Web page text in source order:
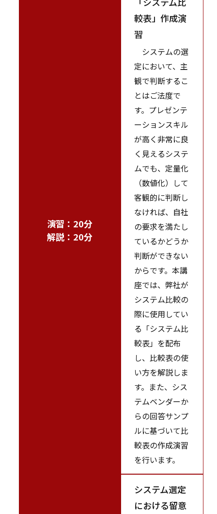
演習：20分
解説：20分
較表」作成演
習
システムの選
定において、主
観で判断するこ
とはご法度で
す。プレゼンテ
ーションスキル
が高く非常に良
く見えるシステ
ムでも、定量化
（数値化）して
客観的に判断し
なければ、自社
の要求を満たし
ているかどうか
判断ができない
からです。本講
座では、弊社が
システム比較の
際に使用してい
る「システム比
較表」を配布
し、比較表の使
い方を解説しま
す。また、シス
テムベンダーか
らの回答サンプ
ルに基づいて比
較表の作成演習
を行います。
システム選定
における留意